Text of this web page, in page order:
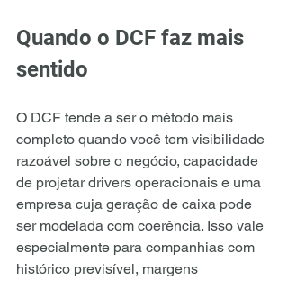
Quando o DCF faz mais
sentido
O DCF tende a ser o método mais
completo quando você tem visibilidade
razoável sobre o negócio, capacidade
de projetar drivers operacionais e uma
empresa cuja geração de caixa pode
ser modelada com coerência. Isso vale
especialmente para companhias com
histórico previsível, margens